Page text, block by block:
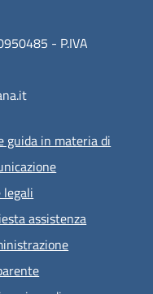
- P.IVA
guida in materia di
legali
assistenza